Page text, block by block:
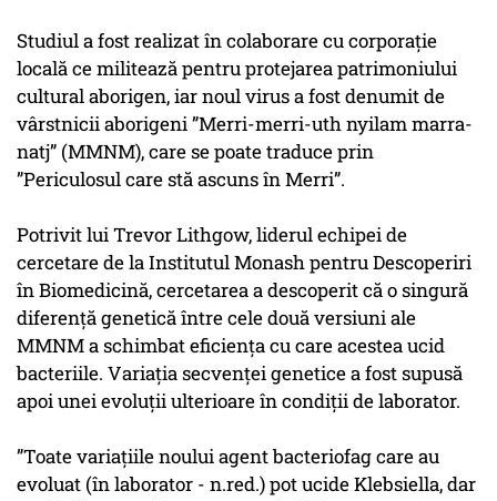
Studiul a fost realizat în colaborare cu corporație
locală ce militează pentru protejarea patrimoniului
cultural aborigen, iar noul virus a fost denumit de
vârstnicii aborigeni ”Merri-merri-uth nyilam marra-
natj” (MMNM), care se poate traduce prin
”Periculosul care stă ascuns în Merri”.
Potrivit lui Trevor Lithgow, liderul echipei de
cercetare de la Institutul Monash pentru Descoperiri
în Biomedicină, cercetarea a descoperit că o singură
diferență genetică între cele două versiuni ale
MMNM a schimbat eficiența cu care acestea ucid
bacteriile. Variația secvenței genetice a fost supusă
apoi unei evoluții ulterioare în condiții de laborator.
”Toate variațiile noului agent bacteriofag care au
evoluat (în laborator - n.red.) pot ucide Klebsiella, dar